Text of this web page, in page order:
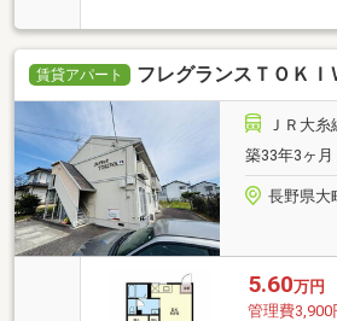
賃貸アパート フレグランスＴＯＫ
ＪＲ大
築33年3ヶ月
長野県大
5.60万円
管理費3,900